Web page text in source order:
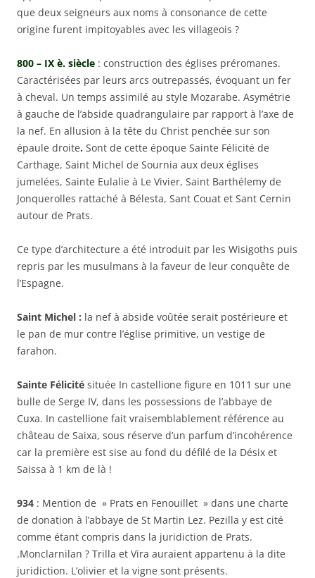
que deux seigneurs aux noms à consonance de cette
origine furent impitoyables avec les villageois ?
800 – IX è. siècle : construction des églises préromanes.
Caractérisées par leurs arcs outrepassés, évoquant un fer
à cheval. Un temps assimilé au style Mozarabe. Asymétrie
à gauche de l’abside quadrangulaire par rapport à l’axe de
la nef. En allusion à la tête du Christ penchée sur son
épaule droite. Sont de cette époque Sainte Félicité de
Carthage, Saint Michel de Sournia aux deux églises
jumelées, Sainte Eulalie à Le Vivier, Saint Barthélemy de
Jonquerolles rattaché à Bélesta, Sant Couat et Sant Cernin
autour de Prats.
Ce type d’architecture a été introduit par les Wisigoths puis
repris par les musulmans à la faveur de leur conquête de
l’Espagne.
Saint Michel : la nef à abside voûtée serait postérieure et
le pan de mur contre l’église primitive, un vestige de
farahon.
Sainte Félicité située In castellione figure en 1011 sur une
bulle de Serge IV, dans les possessions de l’abbaye de
Cuxa. In castellione fait vraisemblablement référence au
château de Saixa, sous réserve d’un parfum d’incohérence
car la première est sise au fond du défilé de la Désix et
Saissa à 1 km de là !
934 : Mention de » Prats en Fenouillet » dans une charte
de donation à l’abbaye de St Martin Lez. Pezilla y est cité
comme étant compris dans la juridiction de Prats.
.Monclarnilan ? Trilla et Vira auraient appartenu à la dite
juridiction. L’olivier et la vigne sont présents.